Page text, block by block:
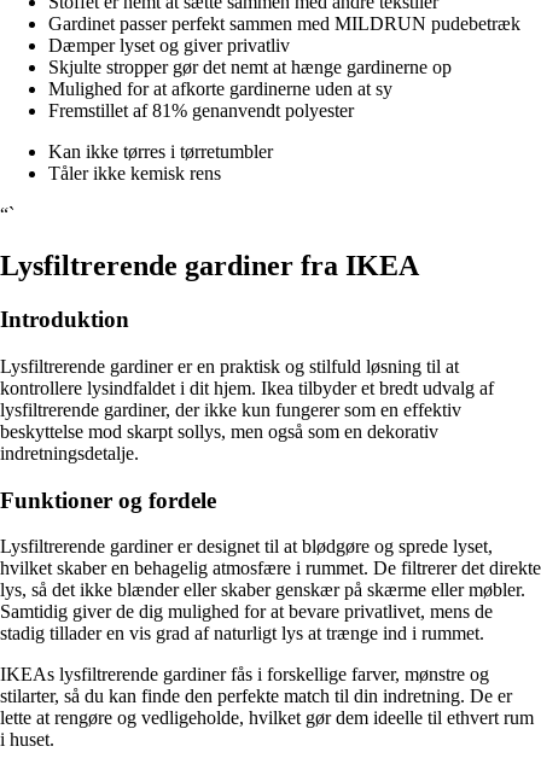
Gardinet passer perfekt sammen med MILDRUN pudebetræk
Dæmper lyset og giver privatliv
Skjulte stropper gør det nemt at hænge gardinerne op
Mulighed for at afkorte gardinerne uden at sy
Fremstillet af 81% genanvendt polyester
Kan ikke tørres i tørretumbler
Tåler ikke kemisk rens
“`
Lysfiltrerende gardiner fra IKEA
Introduktion
Lysfiltrerende gardiner er en praktisk og stilfuld løsning til at
kontrollere lysindfaldet i dit hjem. Ikea tilbyder et bredt udvalg af
lysfiltrerende gardiner, der ikke kun fungerer som en effektiv
beskyttelse mod skarpt sollys, men også som en dekorativ
indretningsdetalje.
Funktioner og fordele
Lysfiltrerende gardiner er designet til at blødgøre og sprede lyset,
hvilket skaber en behagelig atmosfære i rummet. De filtrerer det direkte
lys, så det ikke blænder eller skaber genskær på skærme eller møbler.
Samtidig giver de dig mulighed for at bevare privatlivet, mens de
stadig tillader en vis grad af naturligt lys at trænge ind i rummet.
IKEAs lysfiltrerende gardiner fås i forskellige farver, mønstre og
stilarter, så du kan finde den perfekte match til din indretning. De er
lette at rengøre og vedligeholde, hvilket gør dem ideelle til ethvert rum
i huset.